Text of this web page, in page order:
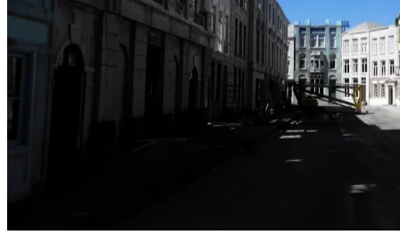
Aici s-a filmat Nemuritorul. E un sat din Scoția